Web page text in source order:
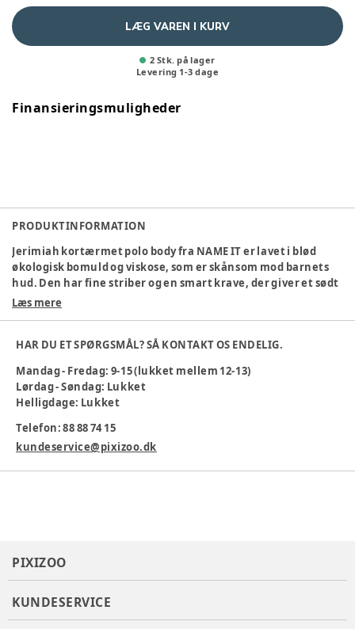
LÆG VAREN I KURV
2 Stk. på lager
Levering 1-3 dage
Finansieringsmuligheder
PRODUKTINFORMATION
Jerimiah kortærmet polo body fra NAME IT er lavet i blød
økologisk bomuld og viskose, som er skånsom mod barnets
hud. Den har fine striber og en smart krave, der giver et sødt
look.
Materiale: 79% økologisk bomuld, 21% viskose
Behagelig og blød
Sød polo-stil
Maskinvask 40°
Farve:
Randigt
Materiale:Økologisk bomuld, Viskose
Tøj størrelse:50 cm / 0 mdr.
Læs mere
HAR DU ET SPØRGSMÅL? SÅ KONTAKT OS ENDELIG.
Mandag - Fredag: 9-15 (lukket mellem 12-13)
Lørdag - Søndag: Lukket
Helligdage: Lukket
Telefon: 88 88 74 15
kundeservice@pixizoo.dk
PIXIZOO
KUNDESERVICE